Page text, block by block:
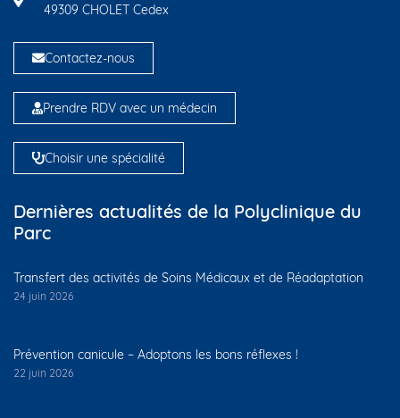
49309 CHOLET Cedex
Contactez-nous
Prendre RDV avec un médecin
Choisir une spécialité
Dernières actualités de la Polyclinique du
Parc
Transfert des activités de Soins Médicaux et de Réadaptation
24 juin 2026
Prévention canicule – Adoptons les bons réflexes !
22 juin 2026